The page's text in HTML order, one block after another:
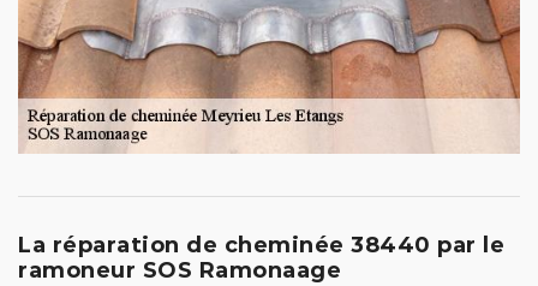
La réparation de cheminée 38440 par le
ramoneur SOS Ramonaage